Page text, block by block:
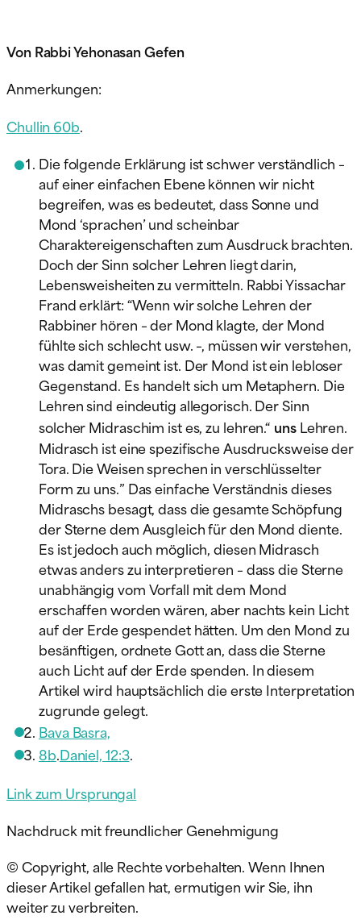
Von Rabbi Yehonasan Gefen
Anmerkungen:
Chullin 60b.
Die folgende Erklärung ist schwer verständlich –
auf einer einfachen Ebene können wir nicht
begreifen, was es bedeutet, dass Sonne und
Mond ‘sprachen’ und scheinbar
Charaktereigenschaften zum Ausdruck brachten.
Doch der Sinn solcher Lehren liegt darin,
Lebensweisheiten zu vermitteln. Rabbi Yissachar
Frand erklärt: “Wenn wir solche Lehren der
Rabbiner hören – der Mond klagte, der Mond
fühlte sich schlecht usw. –, müssen wir verstehen,
was damit gemeint ist. Der Mond ist ein lebloser
Gegenstand. Es handelt sich um Metaphern. Die
Lehren sind eindeutig allegorisch. Der Sinn
solcher Midraschim ist es, zu lehren.“ unsLehren.
Midrasch ist eine spezifische Ausdrucksweise der
Tora. Die Weisen sprechen in verschlüsselter
Form zu uns.” Das einfache Verständnis dieses
Midraschs besagt, dass die gesamte Schöpfung
der Sterne dem Ausgleich für den Mond diente.
Es ist jedoch auch möglich, diesen Midrasch
etwas anders zu interpretieren – dass die Sterne
unabhängig vom Vorfall mit dem Mond
erschaffen worden wären, aber nachts kein Licht
auf der Erde gespendet hätten. Um den Mond zu
besänftigen, ordnete Gott an, dass die Sterne
auch Licht auf der Erde spenden. In diesem
Artikel wird hauptsächlich die erste Interpretation
zugrunde gelegt.
Bava Basra,
8b.Daniel, 12:3.
Link zum Ursprungal
Nachdruck mit freundlicher Genehmigung
© Copyright, alle Rechte vorbehalten. Wenn Ihnen
dieser Artikel gefallen hat, ermutigen wir Sie, ihn
weiter zu verbreiten.